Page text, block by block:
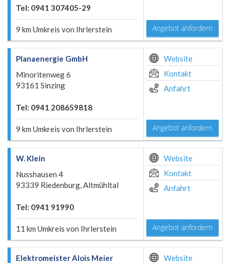
Tel: 0941 307405-29
9 km Umkreis von Ihrlerstein Angebot anfordern
Planaenergie GmbH
Minoritenweg 6
93161 Sinzing
Tel: 0941 208659818
9 km Umkreis von Ihrlerstein
Website
Kontakt
Anfahrt
Angebot anfordern
W. Klein
Nusshausen 4
93339 Riedenburg, Altmühltal
Tel: 0941 91990
11 km Umkreis von Ihrlerstein
Website
Kontakt
Anfahrt
Angebot anfordern
Elektromeister Alois Meier
Website